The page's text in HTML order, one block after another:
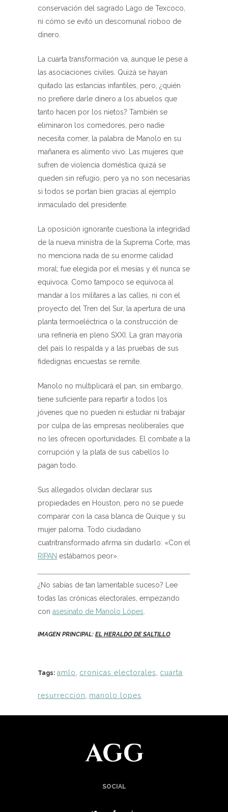
conservación del sagrado Lago de Texcoco,
ni cómo se evitó un descomunal rioboo de
dinero.
La cuarta transformación va, aunque le pese a
las asociaciones civiles. Quizá se hayan
quitado las estancias infantiles, pero, ¿quién
no prefiere darle dinero a los abuelos que
tanto hacen por los nietos? También se
eliminaron los comedores, pero nadie
necesita comer, la palabra de Manolo en su
mañanera es alimento vivo. Las mujeres que
sufren de violencia doméstica quizá se
queden sin refugio, pero ya no son necesarias
si todos se portan bien gracias al ejemplo
inmaculado del presidente.
La oposición ignorante cuestiona la integridad
de la nueva ministra de la Suprema Corte, mas
no menciona nada de su enorme calidad
moral; fue elegida por el mesías y él nunca se
equivoca. Como tampoco se equivoca al
mandar a los militares a las calles, ni con el
proyecto del Tren del Sur, la apertura de una
planta termoeléctrica o la construcción de
una refinería en pleno SXXI. La gran mayoría
del país lo respalda y a las pruebas de sus
fidedignas encuestas se remite.
Manolo no multiplicará el pan, sin embargo,
tiene suficiente para repartir a todos los
jóvenes que no pueden ni estudiar ni trabajar
por culpa de las empresas neoliberales que
no les ofrecen oportunidades. El combate a la
corrupción y la plata de sus cabellos lo
pagan todo.
Sus allegados olvidan declarar sus
propiedades en Houston, pero no se puede
comparar con la casa blanca de Quique y su
mujer paloma. Todo ciudadano
cuatritransformado afirma sin dudarlo: «Con el
RIPAN estábamos peor».
¿No sabías de tan lamentable suceso? Lee
todas las crónicas electorales, empezando
con asesinato de Manolo Lópes
IMAGEN PRINCIPAL: EL HERALDO DE SALTILLO
Tags: amlo cronicas electorales cuarta
resurreccion manolo lopes
SOCIAL